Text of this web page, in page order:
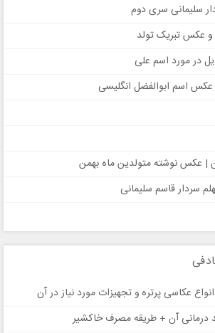
سلیمانی سری دوم
عکس تبریک تولد
در مورد اسم علی
اسم ابوالفضل انگلیسی
| عکس نوشته متولدین ماه بهمن
سردار قاسم سلیمانی
عکاسی پرتره و تجهیزات مورد نیاز در آن
درمانی آن + طریقه مصرف خاکشیر